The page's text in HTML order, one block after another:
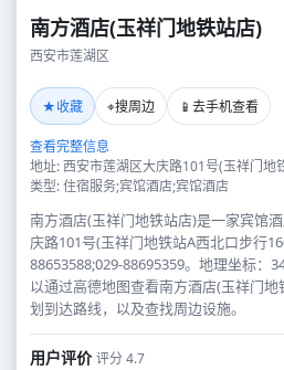
南方酒店(玉祥门地铁站店)
西安市莲湖区
★收藏 ⌖搜周边 📱 去手机查看
查看完整信息
地址: 西安市莲湖区大庆路101号(玉祥门地
类型: 住宿服务;宾馆酒店;宾馆酒店
南方酒店(玉祥门地铁站店)是一家宾馆
庆路101号(玉祥门地铁站A西北口步行
88653588;029-88695359。地理坐标：
以通过高德地图查看南方酒店(玉祥门
划到达路线，以及查找周边设施。
用户评价评分 4.7